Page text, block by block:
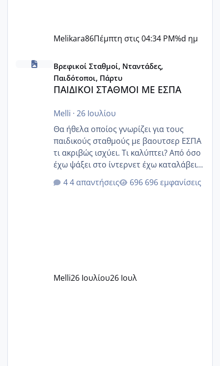
Melikara86Πέμπτη στις 04:34 PM%d ημ
ΠΑΙΔΙΚΟΙ ΣΤΑΘΜΟΙ ΜΕ ΕΣΠΑ
Βρεφικοί Σταθμοί, Νταντάδες,
Παιδότοποι, Πάρτυ
ΠΑΙΔΙΚΟΙ ΣΤΑΘΜΟΙ ΜΕ ΕΣΠΑ
Melli · 26 Ιουλίου
Θα ήθελα οποίος γνωρίζει για τους
παιδικούς σταθμούς με βαουτσερ ΕΣΠΑ
τι ακριβώς ισχύει. Τι καλύπτει? Από όσο
έχω ψάξει στο ίντερνετ έχω καταλάβει
ότι το βαουτσερ καλύπτει όλα τα
δίδακτρα και τα τροφεια του ιδιωτικού
Εγώ πήγα σε έναν ιδιωτικό παιδικό στ
4 απαντήσεις 696 εμφανίσεις
Melli26 Ιουλίου26 Ιουλ